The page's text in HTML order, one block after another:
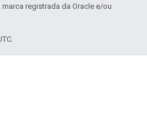
marca registrada da Oracle e/ou